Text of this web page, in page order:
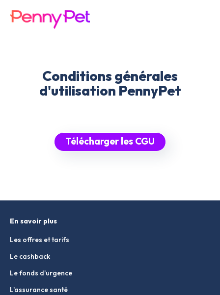
Conditions générales
d'utilisation PennyPet
Télécharger les CGU
En savoir plus
Les offres et tarifs
Le cashback
Le fonds d'urgence
L'assurance santé